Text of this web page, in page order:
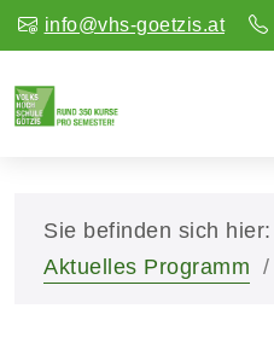
info@vhs-goetzis.at
Sie befinden sich hier:
Aktuelles Programm